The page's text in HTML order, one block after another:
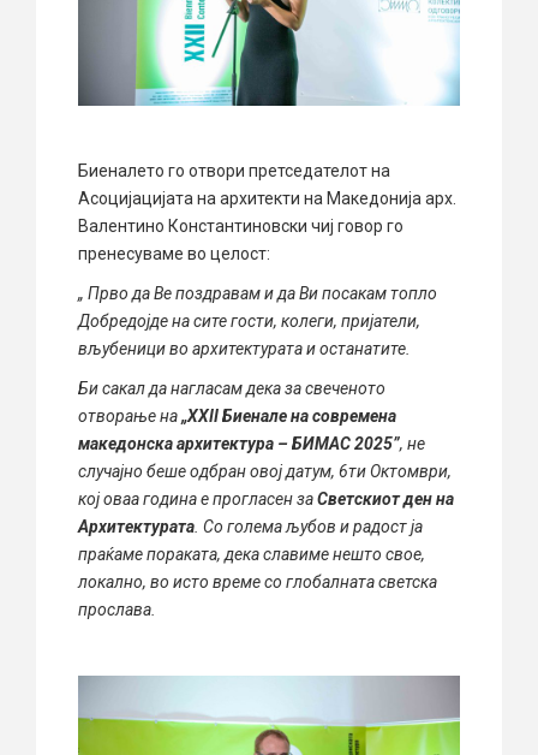
Биеналето го отвори претседателот на
Асоцијацијата на архитекти на Македонија арх.
Валентино Константиновски чиј говор го
пренесуваме во целост:
„ Прво да Ве поздравам и да Ви посакам топло
Добредојде на сите гости, колеги, пријатели,
вљубеници во архитектурата и останатите.
Би сакал да нагласам дека за свеченото
отворање на„XXIIБиенале на современа
македонска архитектура – БИМАС 2025”, не
случајно беше одбран овој датум, 6ти Октомври,
кој оваа година е прогласен заСветскиот ден на
Архитектурата . Со голема љубов и радост ја
праќаме пораката, дека славиме нешто свое,
локално, во исто време со глобалната светска
прослава.